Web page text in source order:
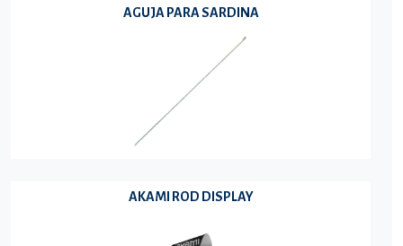
AGUJA PARA SARDINA
AKAMI ROD DISPLAY